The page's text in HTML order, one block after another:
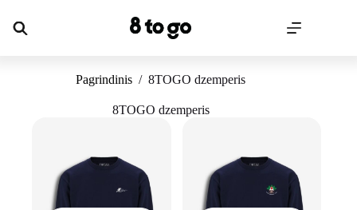
content
Pagrindinis / 8TOGO dzemperis
8TOGO dzemperis